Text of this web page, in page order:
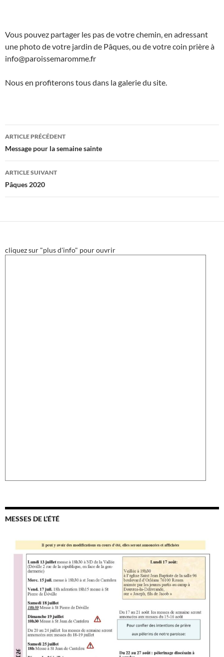
Vous pouvez partager les pas de votre chemin, en adressant
une photo de votre jardin de Pâques, ou de votre coin prière à
info@paroissemaromme.fr
Nous en profiterons tous dans la galerie du site.
Navigation
des
articles
ARTICLE PRÉCÉDENT
Message pour la semaine sainte
ARTICLE SUIVANT
Pâques 2020
cliquez sur "plus d'info" pour ouvrir
MESSES DE L’ÉTÉ